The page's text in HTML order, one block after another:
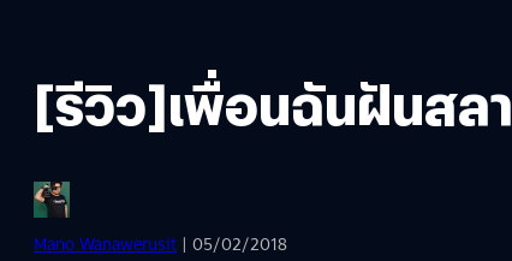
[รีวิว]เพื่อนฉันฝันสล
Mano Wanawerusit | 05/02/2018